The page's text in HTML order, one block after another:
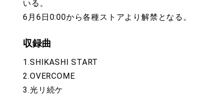
いる。
6月6日0:00から各種ストアより解禁となる。
収録曲
1.SHIKASHI START
2.OVERCOME
3.光リ続ケ